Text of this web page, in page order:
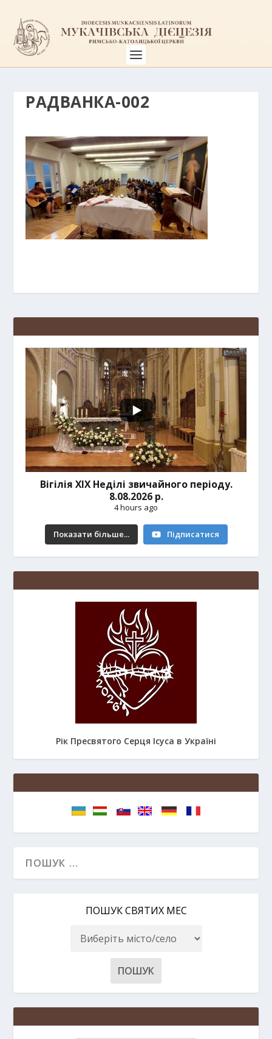
РАДВАНКА-002
Вігілія ХІХ Неділі звичайного періоду.
8.08.2026 р.
4 hours ago
Показати більше... Підписатися
Рік Пресвятого Серця Ісуса в Україні
ПОШУК СВЯТИХ МЕС